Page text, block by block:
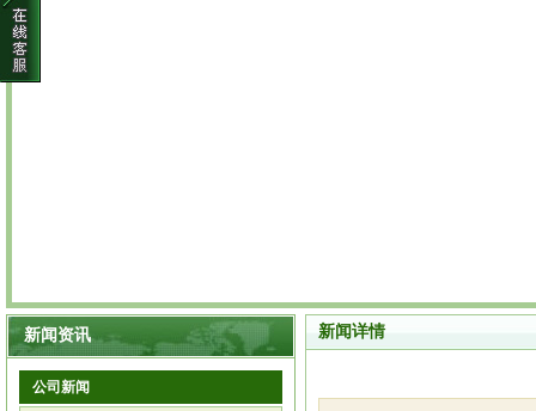
新闻资讯
公司新闻
新闻详情